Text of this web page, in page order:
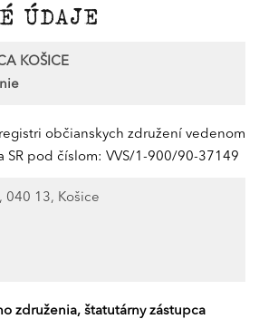
ÚDAJE
KOŠICE
občianskych združení vedenom
SR pod číslom: VVS/1-900/90-37149
040 13, Košice
združenia, štatutárny zástupca